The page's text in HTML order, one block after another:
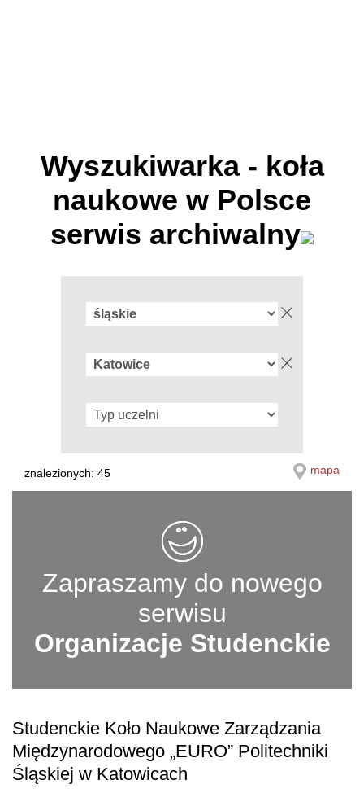
Wyszukiwarka - koła
naukowe w Polsce
serwis archiwalny
znalezionych: 45 mapa
Zapraszamy do nowego
serwisu
Organizacje Studenckie
Studenckie Koło Naukowe Zarządzania
Międzynarodowego „EURO” Politechniki
Śląskiej w Katowicach